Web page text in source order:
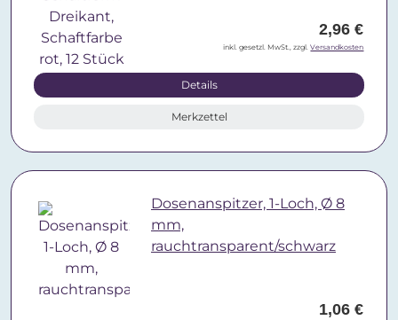
2,96 €
inkl. gesetzl. MwSt., zzgl.Versandkosten
Details
Merkzettel
Dosenanspitzer, 1-Loch, Ø 8
mm,
rauchtransparent/schwarz
1,06 €